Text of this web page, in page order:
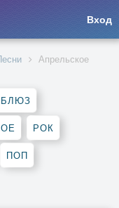
Вход
Апрельское
РОК
ПОП